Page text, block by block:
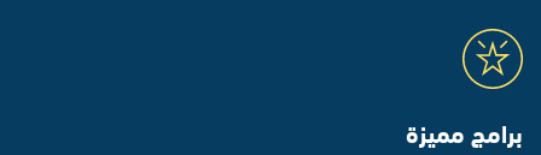
برامج مميزة